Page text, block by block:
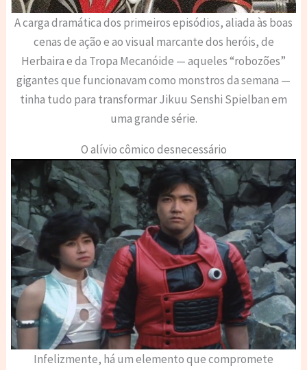
A carga dramática dos primeiros episódios, aliada às boas
cenas de ação e ao visual marcante dos heróis, de
Herbaira e da Tropa Mecanóide — aqueles “robozões”
gigantes que funcionavam como monstros da semana —
tinha tudo para transformar Jikuu Senshi Spielban em
uma grande série.
O alívio cômico desnecessário
Infelizmente, há um elemento que compromete